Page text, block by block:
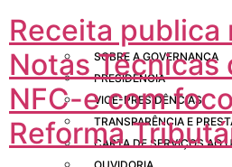
SOBRE A GOVERNANÇA
PRESIDÊNCIA
VICE-PRESIDÊNCIAS
TRANSPARÊNCIA E
CARTA DE SERVIÇOS AO
Receita publica
Notas Técnicas
NFC-e com
Reforma